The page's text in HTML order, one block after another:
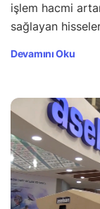
işlem hacmi
sağlayan
Devamını Oku